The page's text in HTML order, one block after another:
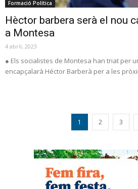
Formació Política
Hèctor barbera serà el nou
a Montesa
4 abril, 2023
● Els socialistes de Montesa han triat per
encapçalarà Héctor Barberà per a les
1 2 3